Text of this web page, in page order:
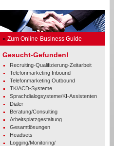
» Zum Online-Business Guide
Gesucht-Gefunden!
Recruiting-Qualifizierung-Zeitarbeit
Telefonmarketing Inbound
Telefonmarketing Outbound
TK/ACD-Systeme
Sprachdialogsysteme/KI-Assistenten
Dialer
Beratung/Consulting
Arbeitsplatzgestaltung
Gesamtlösungen
Headsets
Logging/Monitoring/